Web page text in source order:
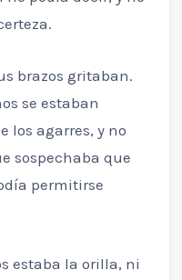
brazos gritaban.
se estaban
los agarres, y no
sospechaba que
permitirse
estaba la orilla, ni